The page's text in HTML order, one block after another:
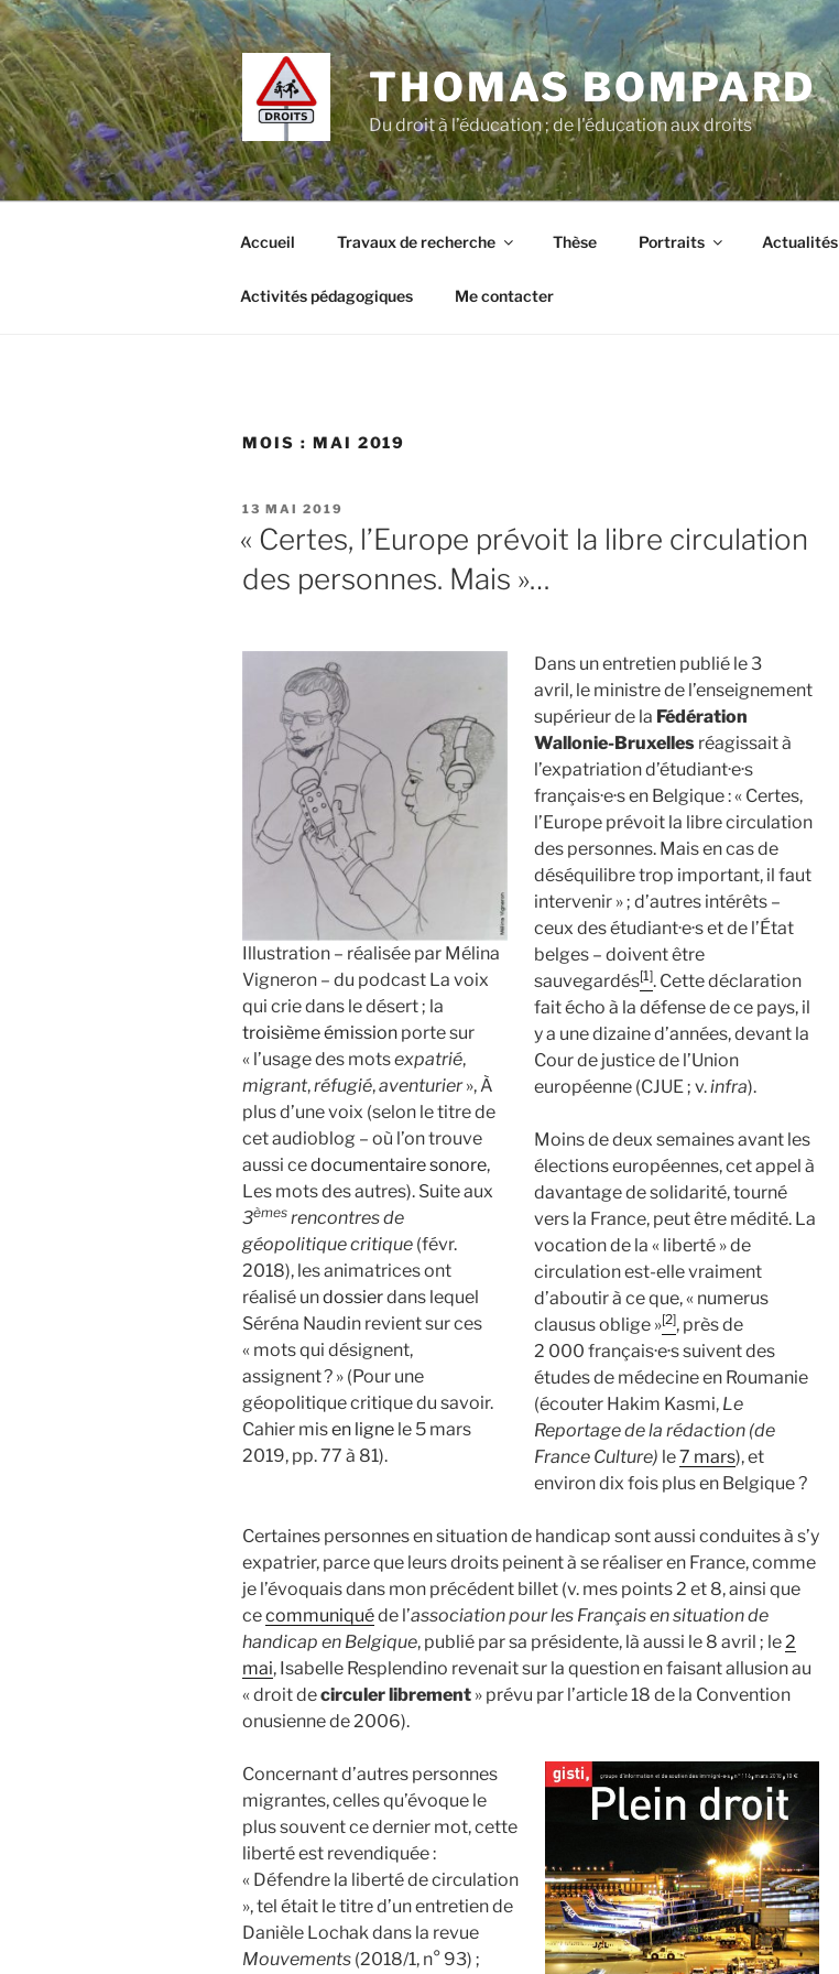
Aller
au
contenu
principal
THOMAS BOMPARD
Du droit à l’éducation ; de l'éducation aux droits
Accueil Travaux de recherche Thèse Portraits Actualités
Activités pédagogiques Me contacter
MOIS : MAI 2019
PUBLIÉ
13 MAI 2019
« Certes, l’Europe prévoit la libre circulation
des personnes. Mais »…
Illustration – réalisée par Mélina
Vigneron – du podcast La voix
qui crie dans le désert ; la
troisième émission porte sur
« l’usage des motsexpatrié,
migrant,réfugié,aventurier», À
plus d’une voix (selon le titre de
cet audioblog – où l’on trouve
aussi cedocumentaire sonore,
Les mots des autres). Suite aux
3èmes rencontres de
géopolitique critique (févr.
2018), les animatrices ont
réalisé undossierdans lequel
Séréna Naudin revient sur ces
« mots qui désignent,
assignent ? » (Pour une
géopolitique critique du savoir.
Cahier misen ligne le 5 mars
2019, pp. 77 à 81).
Dans un entretien publié le 3
avril, le ministre de l’enseignement
supérieur de la Fédération
Wallonie-Bruxelles réagissait à
l’expatriation d’étudiant·e·s
français·e·s en Belgique : « Certes,
l’Europe prévoit la libre circulation
des personnes. Mais en cas de
déséquilibre trop important, il faut
intervenir » ; d’autres intérêts –
ceux des étudiant·e·s et de l’État
belges – doivent être
sauvegardés[1]. Cette déclaration
fait écho à la défense de ce pays, il
y a une dizaine d’années, devant la
Cour de justice de l’Union
européenne (CJUE ; v.infra).
Moins de deux semaines avant les
élections européennes, cet appel à
davantage de solidarité, tourné
vers la France, peut être médité. La
vocation de la « liberté » de
circulation est-elle vraiment
d’aboutir à ce que, « numerus
clausus oblige »[2], près de
2 000 français·e·s suivent des
études de médecine en Roumanie
(écouter Hakim Kasmi, Le
Reportage de la rédaction (de
France Culture) le7 mars), et
environ dix fois plus en Belgique ?
Certaines personnes en situation de handicap sont aussi conduites à s’y
expatrier, parce que leurs droits peinent à se réaliser en France, comme
je l’évoquais dans mon précédent billet (v. mes points 2 et 8, ainsi que
cecommuniquéde l’association pour les Français en situation de
handicap en Belgique, publié par sa présidente, là aussi le 8 avril ; le 2
mai, Isabelle Resplendino revenait sur la question en faisant allusion au
« droit decirculer librement » prévu par l’article 18 de la Convention
onusienne de 2006).
Concernant d’autres personnes
migrantes, celles qu’évoque le
plus souvent ce dernier mot, cette
liberté est revendiquée :
« Défendre la liberté de circulation
», tel était le titre d’un entretien de
Danièle Lochak dans la revue
Mouvements (2018/1, n° 93) ;